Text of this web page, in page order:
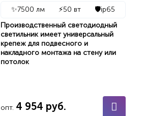
✨7500 лм ⚡50 вт 🛡️ip65
Производственный светодиодный
светильник имеет универсальный
крепеж для подвесного и
накладного монтажа на стену или
потолок
опт. 4 954 руб.